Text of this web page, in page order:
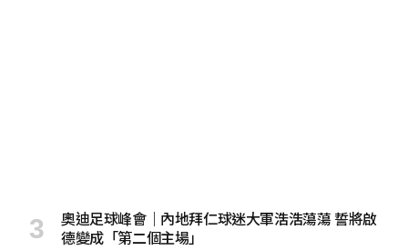
奧迪足球峰會｜內地拜仁球迷大軍浩浩蕩蕩 誓將啟
德變成「第二個主場」